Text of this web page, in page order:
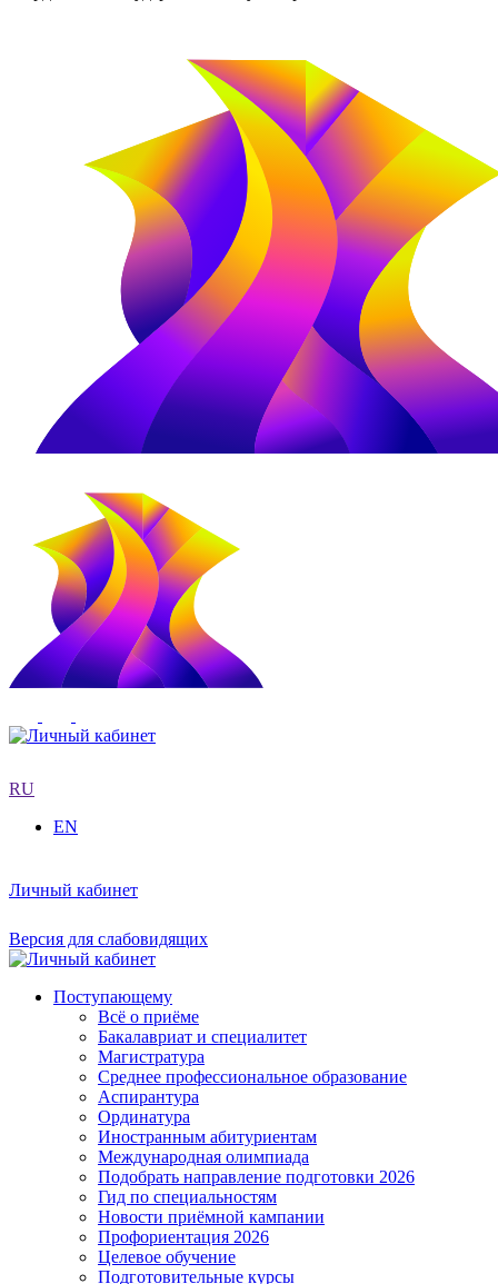
RU
EN
Личный кабинет
Версия для слабовидящих
Поступающему
Всё о приёме
Бакалавриат и специалитет
Магистратура
Среднее профессиональное образование
Аспирантура
Ординатура
Иностранным абитуриентам
Международная олимпиада
Подобрать направление подготовки 2026
Гид по специальностям
Новости приёмной кампании
Профориентация 2026
Целевое обучение
Подготовительные курсы